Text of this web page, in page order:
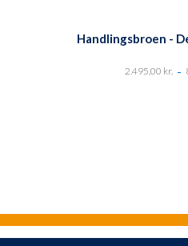
Handlingsbroen -
2.495,00 kr. -